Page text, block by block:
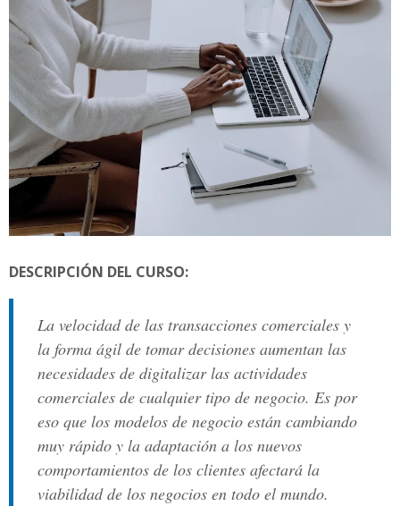
DESCRIPCIÓN DEL CURSO:
La velocidad de las transacciones comerciales y
la forma ágil de tomar decisiones aumentan las
necesidades de digitalizar las actividades
comerciales de cualquier tipo de negocio. Es por
eso que los modelos de negocio están cambiando
muy rápido y la adaptación a los nuevos
comportamientos de los clientes afectará la
viabilidad de los negocios en todo el mundo.